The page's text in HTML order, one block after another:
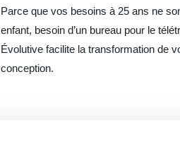
Parce que vos besoins à 25 ans ne
enfant, besoin d’un bureau pour le
Évolutive facilite la transformation de
conception.